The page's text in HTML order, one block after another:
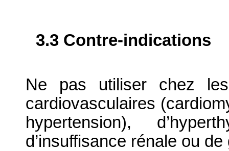
3.3 Contre-indications
Ne pas utiliser chez
cardiovasculaires
hypertension),
d’insuffisance rénale ou